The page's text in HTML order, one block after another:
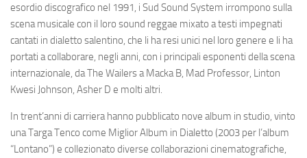
esordio discografico nel 1991, i Sud Sound System irrompono sulla
scena musicale con il loro sound reggae mixato a testi impegnati
cantati in dialetto salentino, che li ha resi unici nel loro genere e li ha
portati a collaborare, negli anni, con i principali esponenti della scena
internazionale, da The Wailers a Macka B, Mad Professor, Linton
Kwesi Johnson, Asher D e molti altri.
In trent’anni di carriera hanno pubblicato nove album in studio, vinto
una Targa Tenco come Miglior Album in Dialetto (2003 per l’album
“Lontano”) e collezionato diverse collaborazioni cinematografiche,